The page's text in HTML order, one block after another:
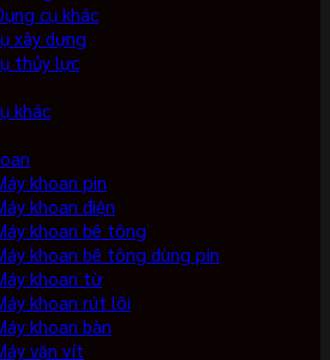
cụ khác
xây dựng
thủy lực
khác
khoan pin
khoan điện
khoan bê tông
khoan bê tông dùng pin
khoan từ
khoan rút lõi
khoan bàn
vặn vít